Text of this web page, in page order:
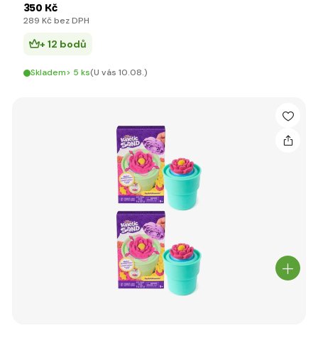
350 Kč
289 Kč bez DPH
+ 12 bodů
Skladem> 5 ks(U vás 10.08.)